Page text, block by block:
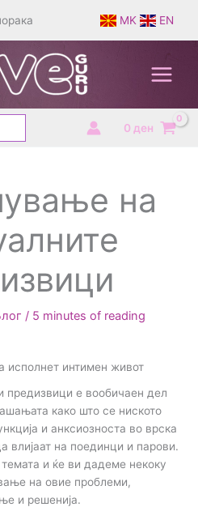
MK EN
0 ден
на
/ 5 minutes of reading
исполнет интимен живот
предизвици е вообичаен дел
како што се ниското
и анксиозноста во врска
влијаат на поединци и парови.
и ќе ви дадеме некоку
на овие проблеми,
и решенија.